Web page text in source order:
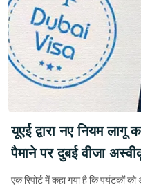
यूएई द्वारा नए नियम
पैमाने पर दुबई वीजा
करना पड़ा: रिपोर्ट
एक रिपोर्ट में कहा गया है कि